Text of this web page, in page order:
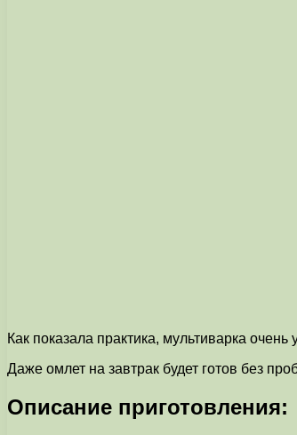
Как показала практика, мультиварка
Даже омлет на завтрак будет готов без
Описание приготовления: